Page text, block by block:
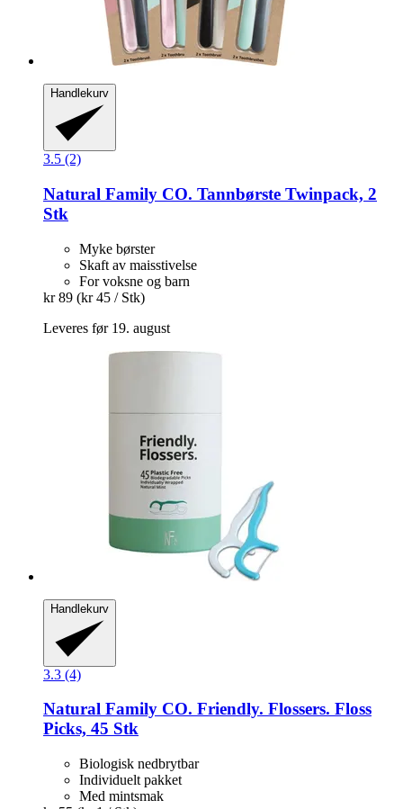
Handlekurv
3.5 (2)
Natural Family CO. Tannbørste Twinpack, 2
Stk
Myke børster
Skaft av maisstivelse
For voksne og barn
kr 89 (kr 45 / Stk)
Leveres før 19. august
Handlekurv
3.3 (4)
Natural Family CO. Friendly. Flossers. Floss
Picks, 45 Stk
Biologisk nedbrytbar
Individuelt pakket
Med mintsmak